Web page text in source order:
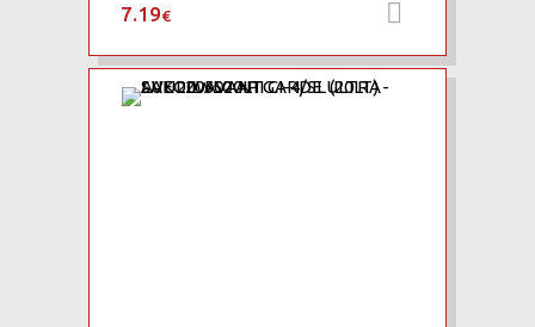
7.19€